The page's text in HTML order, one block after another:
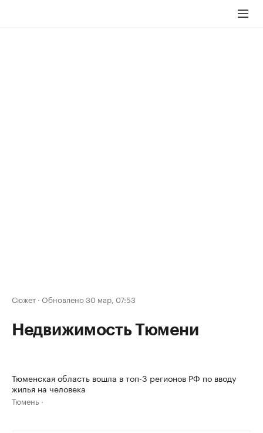
Сюжет · Обновлено 30 мар, 07:53
Недвижимость Тюмени
Тюменская область вошла в топ-3 регионов РФ по вводу
жилья на человека
Тюмень